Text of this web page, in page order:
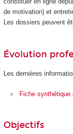
de motivation) et
Les dossiers peuvent
Évolution
Les dernières
Fiche
Objectifs